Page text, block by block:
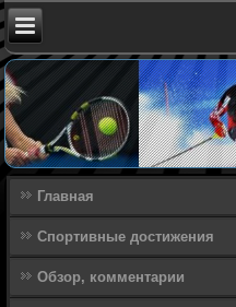
Главная
Спортивные достижения
Обзор, комментарии